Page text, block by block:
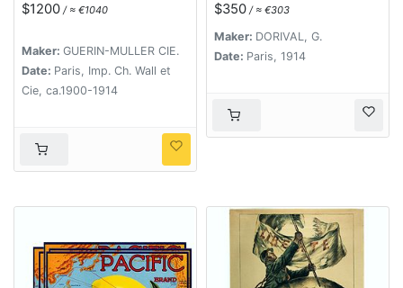
of the train).
$1200 / ≈ €1040
Maker: GUERIN-MULLER CIE.
Date: Paris, Imp. Ch. Wall et
Cie, ca.1900-1914
3 actes. Musique de
Jean Gilbert.
$350 / ≈ €303
Maker: DORIVAL, G.
Date: Paris, 1914